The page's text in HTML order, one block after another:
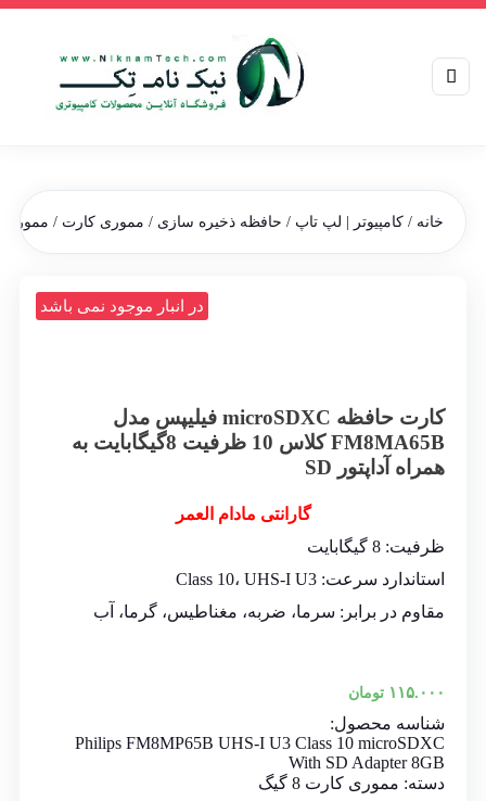
خانه / کامپیوتر | لپ تاپ / حافظه ذخیره سازی / مموری کارت / مموری
کارت حافظه‌ microSDXC فیلیپس مدل
FM8MA65B کلاس 10 ظرفیت 8گیگابایت به
همراه آداپتور SD
گارانتی مادام العمر
ظرفیت: 8 گیگابایت
استاندارد سرعت: Class 10، UHS-I U3
مقاوم در برابر: سرما، ضربه، مغناطیس، گرما، آب
۱۱۵.۰۰۰ تومان
در انبار موجود نمی باشد
شناسه محصول:
Philips FM8MP65B UHS-I U3 Class 10 microSDXC
With SD Adapter 8GB
دسته: مموری کارت 8 گیگ